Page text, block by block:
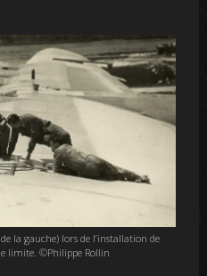
la gauche) lors de l’installation de
limite. ©Philippe Rollin